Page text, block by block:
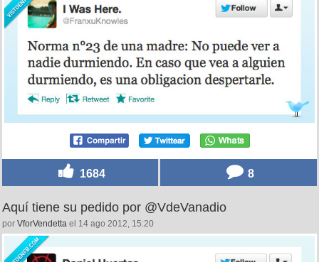
1684 8
Aquí tiene su pedido por @VdeVanadio
por VforVendetta el 14 ago 2012, 15:20